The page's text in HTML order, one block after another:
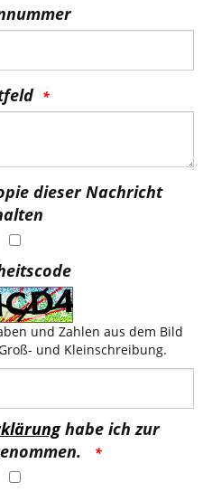
dieser Nachricht
und Zahlen aus dem Bild
und Kleinschreibung.
habe ich zur